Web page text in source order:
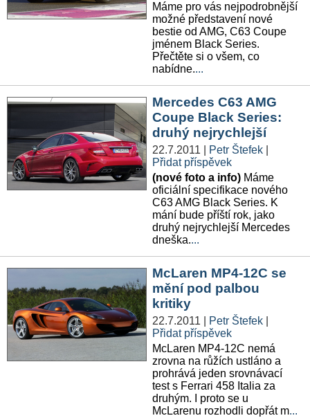
Máme pro vás nejpodrobnější
možné představení nové
bestie od AMG, C63 Coupe
jménem Black Series.
Přečtěte si o všem, co
nabídne....
Mercedes C63 AMG
Coupe Black Series:
druhý nejrychlejší
22.7.2011 Petr Štefek
Přidat příspěvek
(nové foto a info) Máme
oficiální specifikace nového
C63 AMG Black Series. K
mání bude příští rok, jako
druhý nejrychlejší Mercedes
dneška....
McLaren MP4-12C se
mění pod palbou
kritiky
22.7.2011 Petr Štefek
Přidat příspěvek
McLaren MP4-12C nemá
zrovna na růžích ustláno a
prohrává jeden srovnávací
test s Ferrari 458 Italia za
druhým. I proto se u
McLarenu rozhodli dopřát m...